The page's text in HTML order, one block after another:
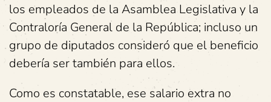
los empleados de la Asamblea Legislativa y la
Contraloría General de la República; incluso un
grupo de diputados consideró que el beneficio
debería ser también para ellos.
Como es constatable, ese salario extra no